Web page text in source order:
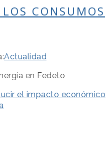
CONSUMOS
Actualidad
en Fedeto
el impacto económico